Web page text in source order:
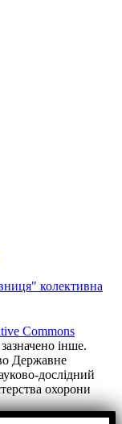
колективна
Commons
інше.
Державне
дослідний
охорони